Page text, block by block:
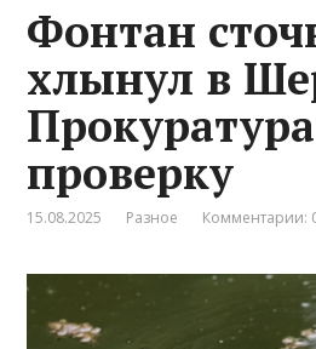
Фонтан
хлынул в
проверку
15.08.2025 Разное Комментарии: